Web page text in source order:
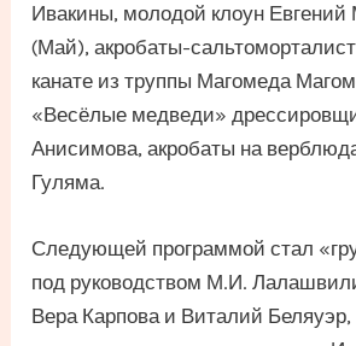
Ивакины, молодой клоун Евгений
(Май), акробаты-
канате из труппы Магомеда
«Весёлые медведи»
Анисимова, акробаты на
Гуляма.
Следующей программой стал
под руководством М.И.
Вера Карпова и Виталий Беляуэр,